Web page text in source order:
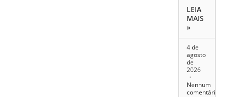
LEIA
MAIS
»
4 de
agosto
de
2026
Nenhum
comentário